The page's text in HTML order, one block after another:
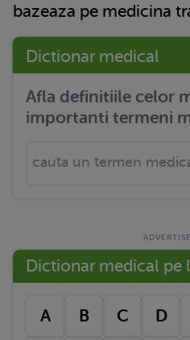
bazeaza pe medicina
Dictionar medical
Afla definitiile celor
importanti termeni
Dictionar medical pe
A B C D